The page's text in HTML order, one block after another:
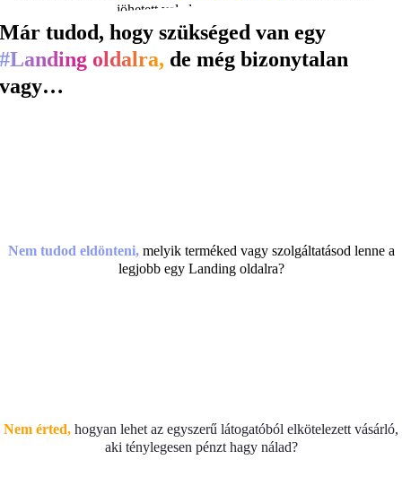
jöhetett veled szembe a neten.
Már tudod, hogy szükséged van egy
#Landing oldalra, de még bizonytalan
vagy…
Nem tudod eldönteni, melyik terméked vagy szolgáltatásod lenne a
legjobb egy Landing oldalra?
Nem érted, hogyan lehet az egyszerű látogatóból elkötelezett vásárló,
aki ténylegesen pénzt hagy nálad?